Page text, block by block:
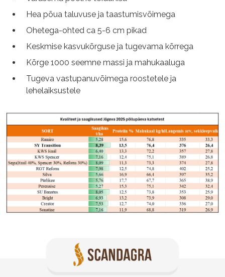
Hea põua taluvuse ja taastumisvõimega
Ohetega-ohted ca 5-6 cm pikad
Keskmise kasvukõrguse ja tugevama kõrrega
Kõrge 1000 seemne massi ja mahukaaluga
Tugeva vastupanuvõimega roostetele ja
lehelaiksustele